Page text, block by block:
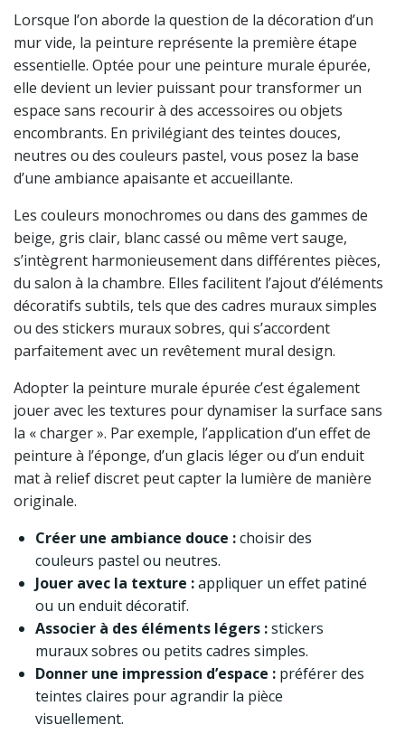
Lorsque l’on aborde la question de la décoration d’un
mur vide, la peinture représente la première étape
essentielle. Optée pour une peinture murale épurée,
elle devient un levier puissant pour transformer un
espace sans recourir à des accessoires ou objets
encombrants. En privilégiant des teintes douces,
neutres ou des couleurs pastel, vous posez la base
d’une ambiance apaisante et accueillante.
Les couleurs monochromes ou dans des gammes de
beige, gris clair, blanc cassé ou même vert sauge,
s’intègrent harmonieusement dans différentes pièces,
du salon à la chambre. Elles facilitent l’ajout d’éléments
décoratifs subtils, tels que des cadres muraux simples
ou des stickers muraux sobres, qui s’accordent
parfaitement avec un revêtement mural design.
Adopter la peinture murale épurée c’est également
jouer avec les textures pour dynamiser la surface sans
la « charger ». Par exemple, l’application d’un effet de
peinture à l’éponge, d’un glacis léger ou d’un enduit
mat à relief discret peut capter la lumière de manière
originale.
Créer une ambiance douce :choisir des
couleurs pastel ou neutres.
Jouer avec la texture :appliquer un effet patiné
ou un enduit décoratif.
Associer à des éléments légers :stickers
muraux sobres ou petits cadres simples.
Donner une impression d’espace : préférer des
teintes claires pour agrandir la pièce
visuellement.